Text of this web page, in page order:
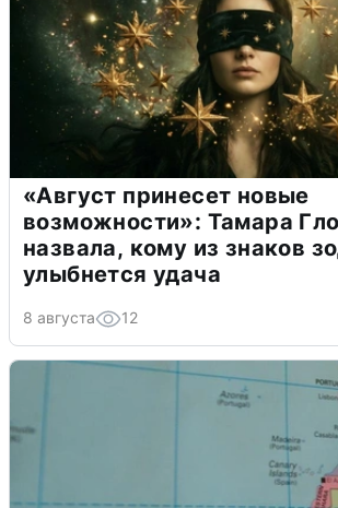
«Август принесет новые
возможности»: Тамара
назвала, кому из знаков
улыбнется удача
8 августа 12